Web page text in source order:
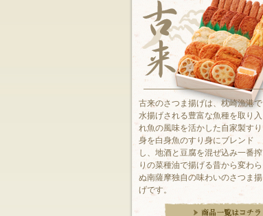
古来のさつま揚げは、枕崎漁港で
水揚げされる豊富な魚種を取り入
れ魚の風味を活かした自家製すり
身を白身魚のすり身にブレンド
し、地酒と豆腐を混ぜ込み一番搾
りの菜種油で揚げる昔から変わら
ぬ南薩摩独自の味わいのさつま揚
げです。